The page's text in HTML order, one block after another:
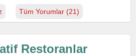
Tüm Yorumlar (21)
Restoranlar